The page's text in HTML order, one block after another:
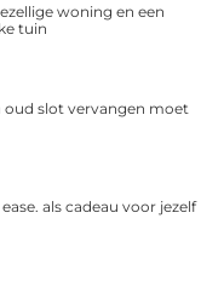
woning en een
tuin
oud slot vervangen moet
als cadeau voor jezelf